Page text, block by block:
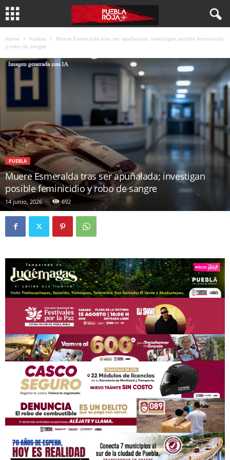
Home Puebla
Muere Esmeralda tras ser apuñalada; investigan posible feminicidio
y robo de sangre
PUEBLA
Muere Esmeralda tras ser apuñalada; investigan
posible feminicidio y robo de sangre
14 junio, 2026 692